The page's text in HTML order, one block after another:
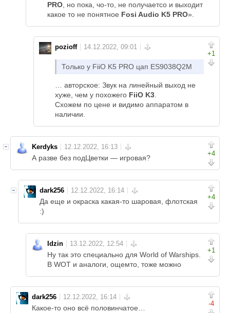
PRO , но пока, чо-то, не получаетсо и выходит
какое то не понятное Fosi Audio K5 PRO».
+1
pozioff
Только у FiiO K5 PRO цап ES9038Q2M
… авторское: Звук на линейный выход не
хуже, чем у похожего FiiO K3
Схожем по цене и видимо аппаратом в
наличии.
+4
Kerdyks
А разве без подЦветки — игровая?
+4
dark256
Да еще и окраска какая-то шаровая, флотская
:)
+1
Idzin
Ну так это специально для World of Warships.
В WOT и аналоги, ощемто, тоже можно
-4
dark256
Какое-то оно всё половинчатое…